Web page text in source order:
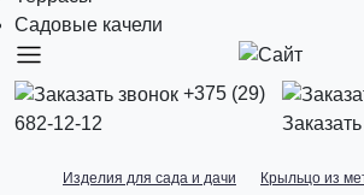
Садовые качели
+375 (29)
682-12-12
Изделия для сада и дачи Крыльцо из